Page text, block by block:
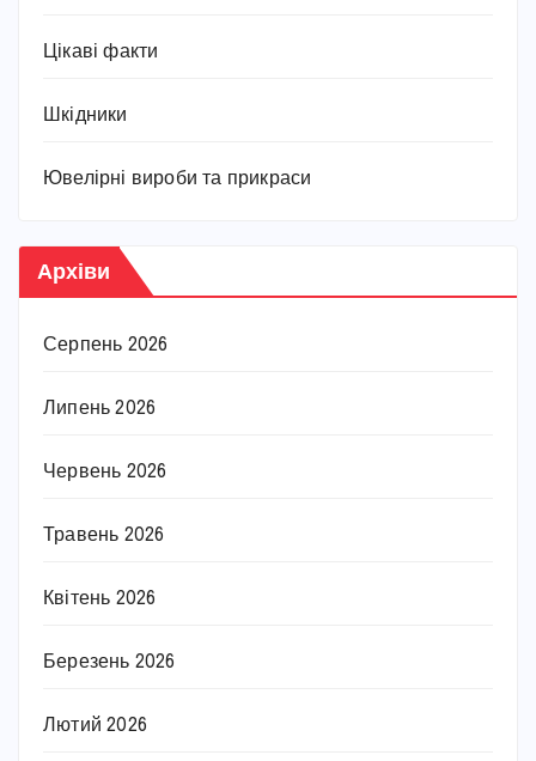
Цікаві факти
Шкідники
Ювелірні вироби та прикраси
Архіви
Серпень 2026
Липень 2026
Червень 2026
Травень 2026
Квітень 2026
Березень 2026
Лютий 2026